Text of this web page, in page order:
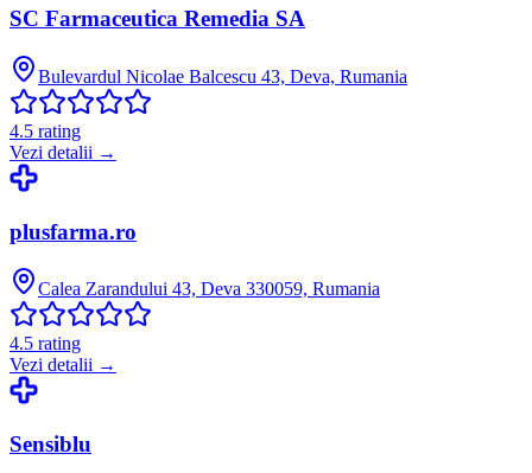
SC Farmaceutica Remedia SA
Bulevardul Nicolae Balcescu 43, Deva, Rumania
4.5 rating
Vezi detalii →
plusfarma.ro
Calea Zarandului 43, Deva 330059, Rumania
4.5 rating
Vezi detalii →
Sensiblu